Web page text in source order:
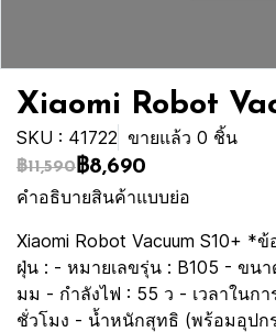
Xiaomi Robot
SKU : 41722 ขายแล้ว 0 ชิ้น
฿11,590฿8,690
คำอธิบายสินค้าแบบย่อ
Xiaomi Robot Vacuum S10+ *
ฝุ่น : - หมายเลขรุ่น : B105 - ขน
มม - กำลังไฟ : 55 ว - เวลาในก
ชั่วโมง - น้ำหนักสุทธิ (พร้อมอุปก